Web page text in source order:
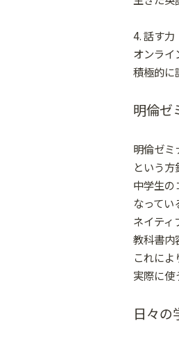
4. 話す力
オンライ
積極的に
明倫ゼ
明倫ゼミ
という方
中学生の
なってい
ネイティ
教科書内
これに
実際に使
日々の